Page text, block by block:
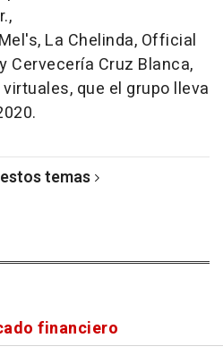
La Chelinda, Official
Cervecería Cruz Blanca,
que el grupo lleva
temas
financiero